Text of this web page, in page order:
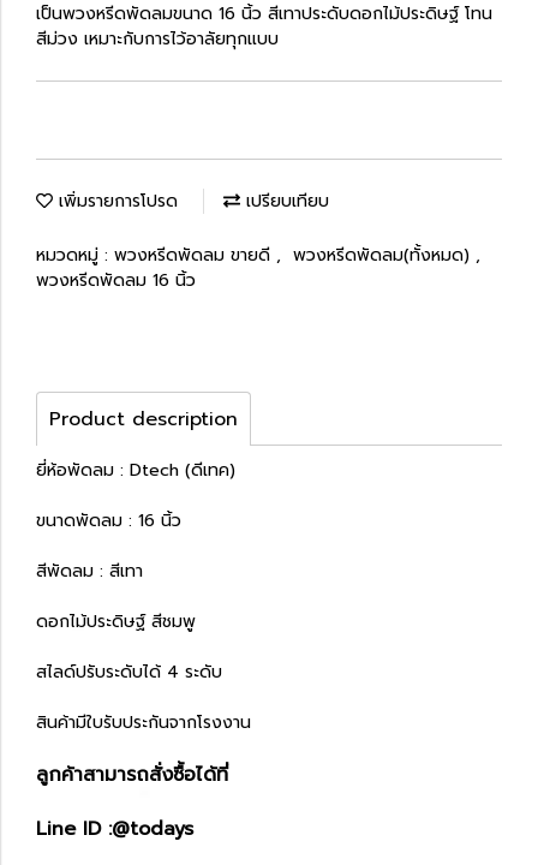
เป็นพวงหรีดพัดลมขนาด 16 นิ้ว สีเทาประดับดอกไม้ประดิษฐ์ โทน
สีม่วง เหมาะกับการไว้อาลัยทุกแบบ
เพิ่มรายการโปรด เปรียบเทียบ
หมวดหมู่ : พวงหรีดพัดลม ขายดี , พวงหรีดพัดลม(ทั้งหมด) ,
พวงหรีดพัดลม 16 นิ้ว
Product description
ยี่ห้อพัดลม : Dtech (ดีเทค)
ขนาดพัดลม : 16 นิ้ว
สีพัดลม : สีเทา
ดอกไม้ประดิษฐ์ สีชมพู
สไลด์ปรับระดับได้ 4 ระดับ
สินค้ามีใบรับประกันจากโรงงาน
ลูกค้าสามารถสั่งซื้อได้ที่
Line ID :@todays